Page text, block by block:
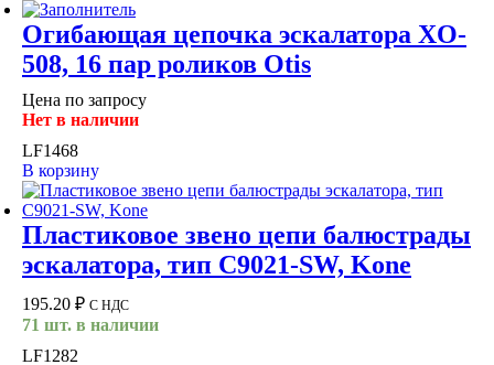
Огибающая цепочка эскалатора XO-
508, 16 пар роликов Otis
Цена по запросу
Нет в наличии
LF1468
В корзину
Пластиковое звено цепи балюстрады
эскалатора, тип C9021-SW, Kone
195.20 ₽ С НДС
71 шт. в наличии
LF1282